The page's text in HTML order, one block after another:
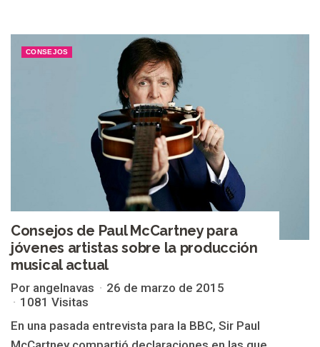
CONSEJOS
Consejos de Paul McCartney para
jóvenes artistas sobre la producción
musical actual
Por angelnavas
26 de marzo de 2015
1081 Visitas
En una pasada entrevista para la BBC, Sir Paul